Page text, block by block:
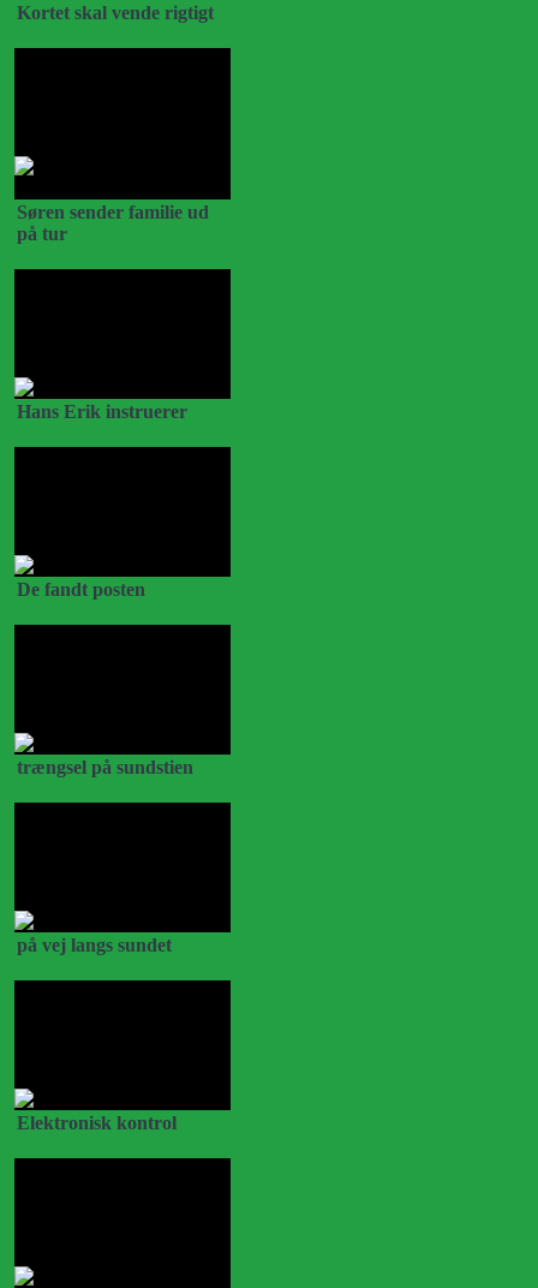
Kortet skal vende rigtigt
Søren sender familie ud
på tur
Hans Erik instruerer
De fandt posten
trængsel på sundstien
på vej langs sundet
Elektronisk kontrol